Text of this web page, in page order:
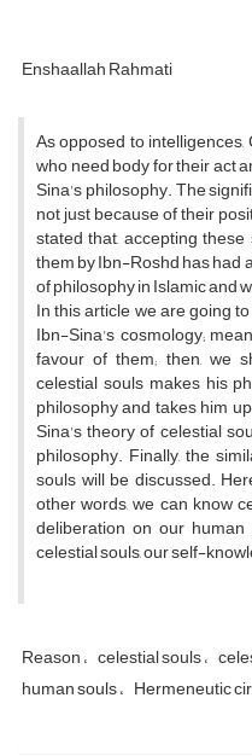
Enshaallah Rahmati
As opposed to
who need body for their act
Sina's philosophy. The
not just because of their
stated that, accepting
them by Ibn-Roshd has had
of philosophy in Islamic and
In this article we are going
Ibn-Sina's cosmology;
favour of them; then, we
celestial souls makes his
philosophy and takes him
Sina's theory of celestial
philosophy. Finally, the
souls will be discussed.
other words, we can know
deliberation on our
celestial souls, our self-
Reason celestial souls
human souls Hermeneutic